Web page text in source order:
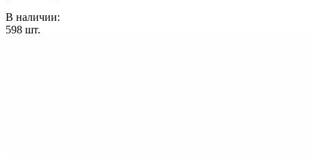
В наличии:
598 шт.